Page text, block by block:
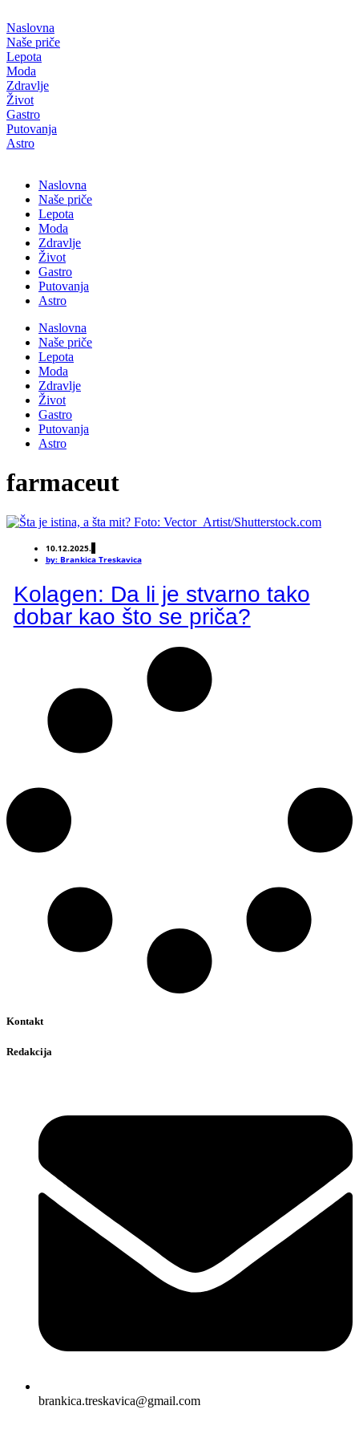
на
садржај
Naslovna
Naše priče
Lepota
Moda
Zdravlje
Život
Gastro
Putovanja
Astro
Naslovna
Naše priče
Lepota
Moda
Zdravlje
Život
Gastro
Putovanja
Astro
Naslovna
Naše priče
Lepota
Moda
Zdravlje
Život
Gastro
Putovanja
Astro
farmaceut
10.12.2025.
by: Brankica Treskavica
Kolagen: Da li je stvarno tako
dobar kao što se priča?
Kontakt
Redakcija
brankica.treskavica@gmail.com